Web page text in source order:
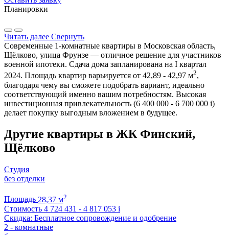
Планировки
Читать далее Свернуть
Современные 1-комнатные квартиры в Московская область,
Щёлково, улица Фрунзе — отличное решение для участников
военной ипотеки. Сдача дома запланирована на I квартал
2024. Площадь квартир варьируется от 42,89 - 42,97 м2,
благодаря чему вы сможете подобрать вариант, идеально
соответствующий именно вашим потребностям. Высокая
инвестиционная привлекательность (6 400 000 - 6 700 000 i)
делает покупку выгодным вложением в будущее.
Другие квартиры в ЖК Финский,
Щёлково
Студия
без отделки
Площадь 28,37 м2
Стоимость 4 724 431 - 4 817 053 i
Скидка: Бесплатное сопровождение и одобрение
2 - комнатные